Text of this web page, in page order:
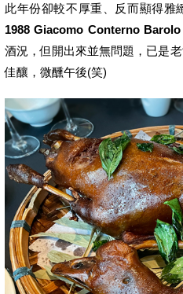
此年份卻較不厚重、反而顯得雅
1988 Giacomo Conterno
酒況，但開出來並無問題，已是
佳釀，微醺午後(笑)